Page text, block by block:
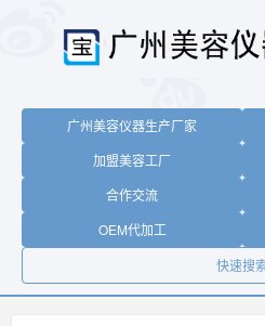
广州美容仪器生产厂家
加盟美容工厂
合作交流
OEM代加工
快速搜